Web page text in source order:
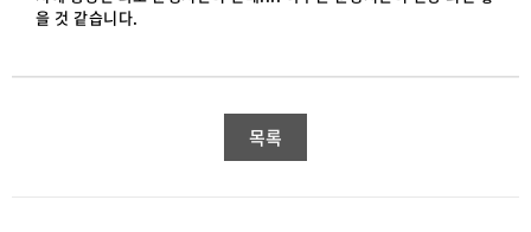
을 것 같습니다.
목록